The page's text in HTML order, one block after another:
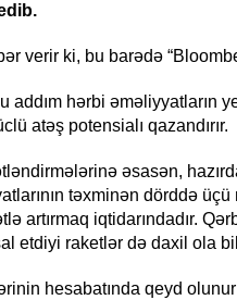
verir ki, bu barədə
addım hərbi əməliyyatların
atəş potensialı qazandırır.
əsasən,
təxminən dörddə
artırmaq iqtidarındadır.
etdiyi raketlər də daxil ola
hesabatında qeyd